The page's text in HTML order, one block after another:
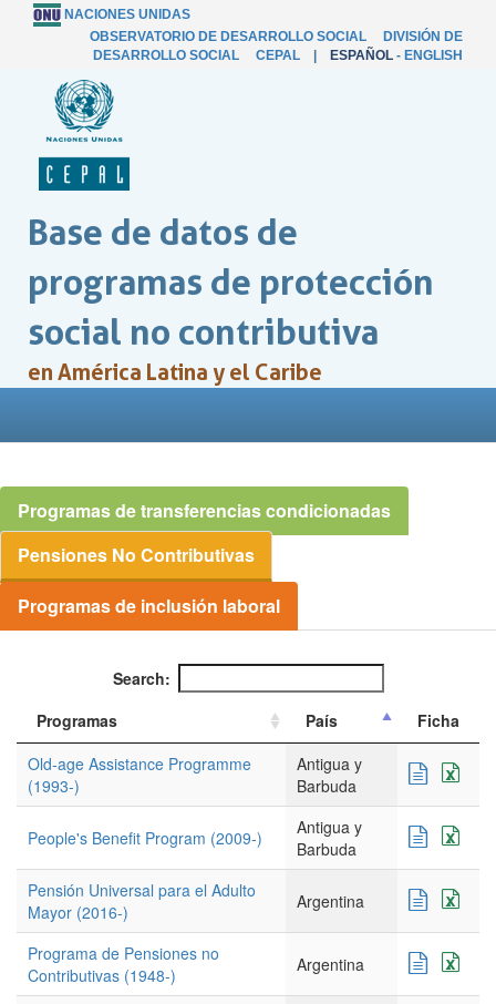
NACIONES UNIDAS
OBSERVATORIO DE DESARROLLO SOCIAL
DIVISIÓN DE
DESARROLLO SOCIAL
CEPAL ESPAÑOL - ENGLISH
Base de datos de
programas de protección
social no contributiva
en América Latina y el Caribe
Programas de transferencias condicionadas
Pensiones No Contributivas
Programas de inclusión laboral
Search:
Programas
País
Ficha
Old-age Assistance Programme
(1993-)
Antigua y
Barbuda
People's Benefit Program (2009-)
Antigua y
Barbuda
Pensión Universal para el Adulto
Mayor (2016-)
Argentina
Programa de Pensiones no
Contributivas (1948-)
Argentina